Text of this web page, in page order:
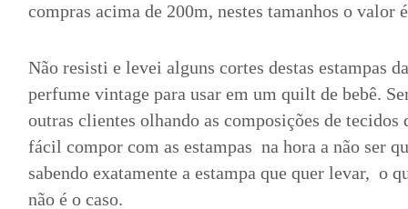
compras acima de 200m, nestes tamanhos o valor
Não resisti e levei alguns cortes destas estampas
perfume vintage para usar em um quilt de bebê.
outras clientes olhando as composições de tecidos
fácil compor com as estampas na hora a não ser
sabendo exatamente a estampa que quer levar, o
não é o caso.